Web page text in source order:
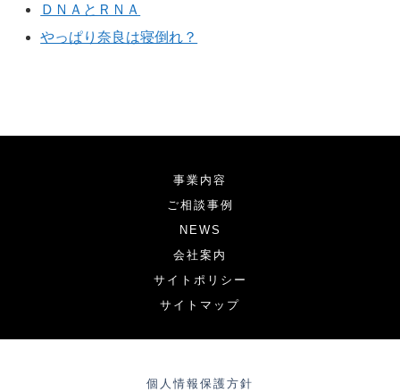
ＤＮＡとＲＮＡ
やっぱり奈良は寝倒れ？
事業内容
ご相談事例
NEWS
会社案内
サイトポリシー
サイトマップ
個人情報保護方針